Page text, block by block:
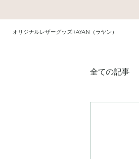
オリジナルレザーグッズRAYAN（ラヤン）
全ての記事